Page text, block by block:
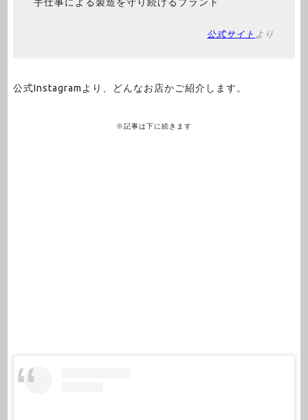
公式サイト より
公式Instagramより、どんなお店かご紹介します。
※記事は下に続きます